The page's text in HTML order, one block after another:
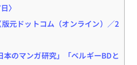
〉
元ドットコム（オンライン）／2
のマンガ研究」「ベルギーBDと